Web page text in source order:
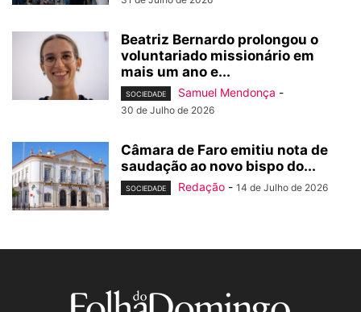
Beatriz Bernardo prolongou o
voluntariado missionário em
mais um ano e...
SOCIEDADE Samuel Mendonça -
30 de Julho de 2026
Câmara de Faro emitiu nota de
saudação ao novo bispo do...
SOCIEDADE Redação - 14 de Julho de 2026